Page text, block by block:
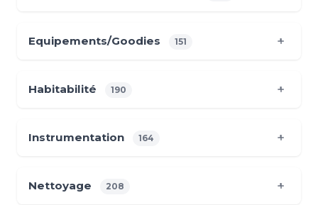
Equipements/Goodies 151
Habitabilité 190
Instrumentation 164
Nettoyage 208